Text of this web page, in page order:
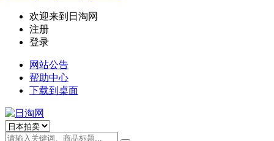
欢迎来到日淘网
注册
登录
网站公告
帮助中心
下载到桌面